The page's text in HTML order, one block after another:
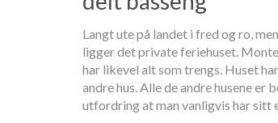
Langt ute på landet i fred og ro,
ligger det private feriehuset.
har likevel alt som trengs. Huset
andre hus. Alle de andre husene er
utfordring at man vanligvis har sitt